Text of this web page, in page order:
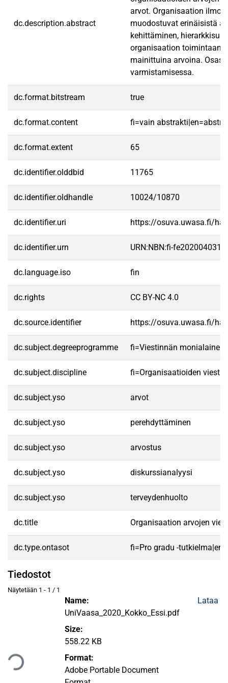
dc.description.abstract
arvot. Organisaation
muodostuvat erinäisistä
kehittäminen,
organisaation toimintaan
mainittuina arvoina.
varmistamisessa.
dc.format.bitstream true
dc.format.content fi=vain
dc.format.extent 65
dc.identifier.olddbid 11765
dc.identifier.oldhandle 10024/10870
dc.identifier.uri https://osuva.uwasa.fi/
dc.identifier.urn URN:NBN:fi-
dc.language.iso fin
dc.rights CC BY-NC 4.0
dc.source.identifier https://osuva.uwasa.fi/
dc.subject.degreeprogramme fi=Viestinnän
dc.subject.discipline fi=Organisaatioiden
dc.subject.yso arvot
dc.subject.yso perehdyttäminen
dc.subject.yso arvostus
dc.subject.yso diskurssianalyysi
dc.subject.yso terveydenhuolto
dc.title Organisaation arvojen
dc.type.ontasot fi=Pro gradu -
Tiedostot
Näytetään 1 - 1 / 1
Name:
UniVaasa_2020_Kokko_Essi.pdf
Size:
558.22 KB
Format:
Adobe Portable Document
Lataa